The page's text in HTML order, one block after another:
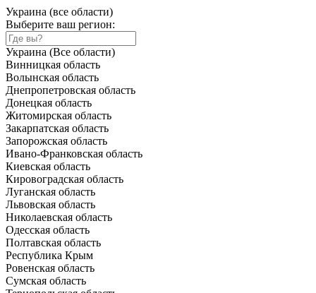
Украина (все области)
Выберите ваш регион:
Украина (Все области)
Винницкая область
Волынская область
Днепропетровская область
Донецкая область
Житомирская область
Закарпатская область
Запорожская область
Ивано-Франковская область
Киевская область
Кировоградская область
Луганская область
Львовская область
Николаевская область
Одесская область
Полтавская область
Республика Крым
Ровенская область
Сумская область